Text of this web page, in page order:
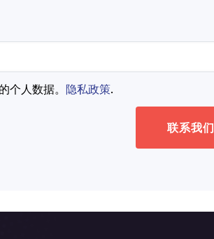
个人数据。 隐私政策.
联系我们